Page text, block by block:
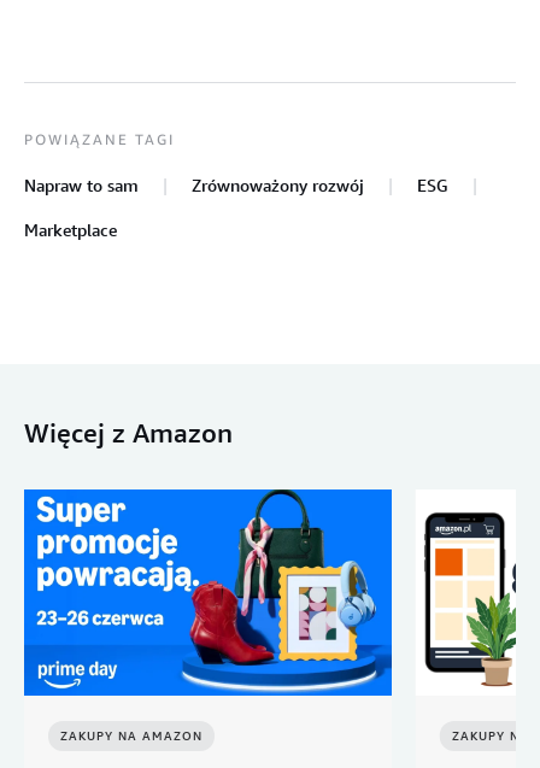
POWIĄZANE TAGI
Napraw to sam Zrównoważony rozwój ESG
Marketplace
Więcej z Amazon
ZAKUPY NA AMAZON ZAKUPY NA